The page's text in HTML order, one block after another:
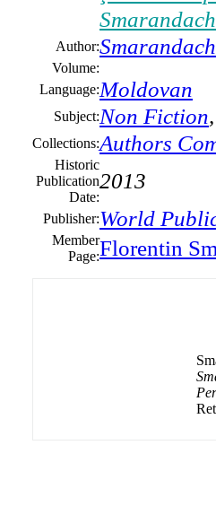
Author:
Volume:
Language:Moldovan
Subject:Non Fiction,
Collections:Authors
Historic
Publication
Date:
2013
Publisher:World
Member
Page:Florentin